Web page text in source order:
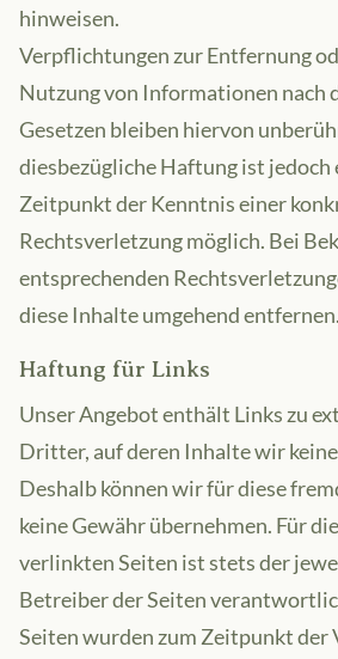
hinweisen.
Verpflichtungen zur Entfernung
Nutzung von Informationen nach
Gesetzen bleiben hiervon
diesbezügliche Haftung ist jedoch
Zeitpunkt der Kenntnis einer
Rechtsverletzung möglich. Bei
entsprechenden
diese Inhalte umgehend entfernen.
Haftung für Links
Unser Angebot enthält Links zu
Dritter, auf deren Inhalte wir
Deshalb können wir für diese
keine Gewähr übernehmen. Für
verlinkten Seiten ist stets der
Betreiber der Seiten
Seiten wurden zum Zeitpunkt der